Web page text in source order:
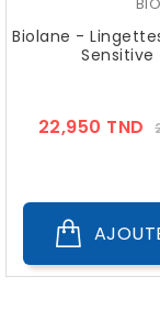
Biolane -
Sensitive
22,950 TND